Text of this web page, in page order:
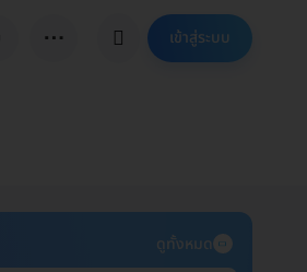
⋯ เข้าสู่ระบบ
ดูทั้งหมด